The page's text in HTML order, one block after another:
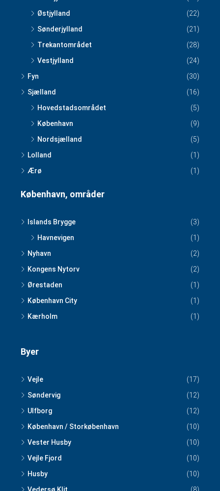
Østjylland
(22)
Sønderjylland
(21)
Trekantområdet
(28)
Vestjylland
(24)
Fyn
(30)
Sjælland
(16)
Hovedstadsområdet
(5)
København
(9)
Nordsjælland
(5)
Lolland
(1)
Ærø
(1)
København, områder
Islands Brygge
(3)
Havnevigen
(1)
Nyhavn
(2)
Kongens Nytorv
(2)
Ørestaden
(1)
København City
(1)
Kærholm
(1)
Byer
Vejle
(17)
Søndervig
(12)
Ulfborg
(12)
København / Storkøbenhavn
(10)
Vester Husby
(10)
Vejle Fjord
(10)
Husby
(10)